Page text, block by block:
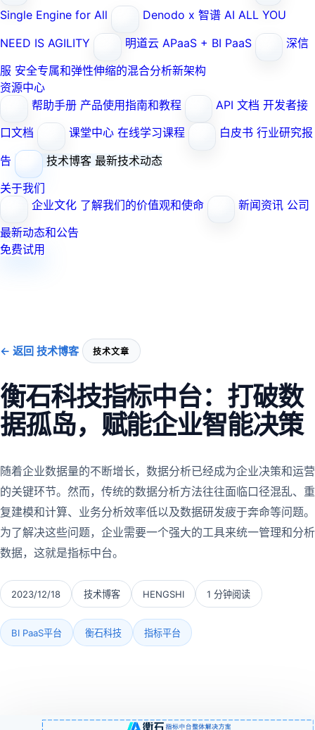
Single Engine for All
Denodo x 智谱 AI ALL YOU
NEED IS AGILITY
明道云 APaaS + BI PaaS
深信
服 安全专属和弹性伸缩的混合分析新架构
资源中心
帮助手册 产品使用指南和教程 API 文档 开发者接
口文档
课堂中心 在线学习课程 白皮书 行业研究报
告
技术博客 最新技术动态
关于我们
企业文化 了解我们的价值观和使命 新闻资讯 公司
最新动态和公告
免费试用
← 返回 技术博客 技术文章
衡石科技指标中台：打破数
据孤岛，赋能企业智能决策
随着企业数据量的不断增长，数据分析已经成为企业决策和运营
的关键环节。然而，传统的数据分析方法往往面临口径混乱、重
复建模和计算、业务分析效率低以及数据研发疲于奔命等问题。
为了解决这些问题，企业需要一个强大的工具来统一管理和分析
数据，这就是指标中台。
2023/12/18 技术博客 HENGSHI 1 分钟阅读
BI PaaS平台 衡石科技 指标平台